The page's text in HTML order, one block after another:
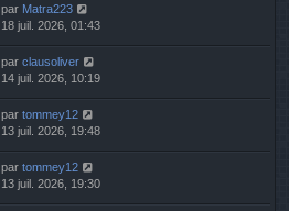
par Matra223
18 juil. 2026, 01:43
par clausoliver
14 juil. 2026, 10:19
par tommey12
13 juil. 2026, 19:48
par tommey12
13 juil. 2026, 19:30